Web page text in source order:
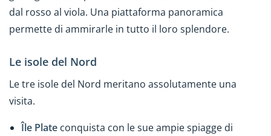
dal rosso al viola. Una piattaforma panoramica
permette di ammirarle in tutto il loro splendore.
Le isole del Nord
Le tre isole del Nord meritano assolutamente una
visita.
Île Plate conquista con le sue ampie spiagge di